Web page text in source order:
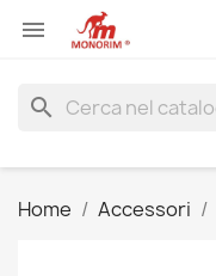

search
Home Accessori